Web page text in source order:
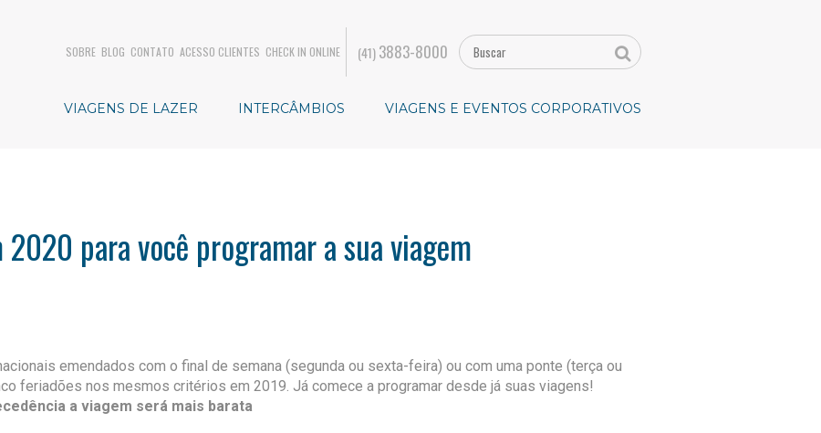
SOBRE BLOG CONTATO ACESSO CLIENTES CHECK IN ONLINE (41)3883-8000
VIAGENS DE LAZER INTERCÂMBIOS VIAGENS E EVENTOS CORPORATIVOS
para você programar a sua viagem
emendados com o final de semana (segunda ou sexta-feira) ou com uma ponte (terça ou
feriadões nos mesmos critérios em 2019. Já comece a programar desde já suas viagens!
a viagem será mais barata